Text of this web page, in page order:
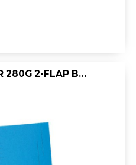
VOUWMAP A4 FOREVER 280G 2-FLAP BL/PK50